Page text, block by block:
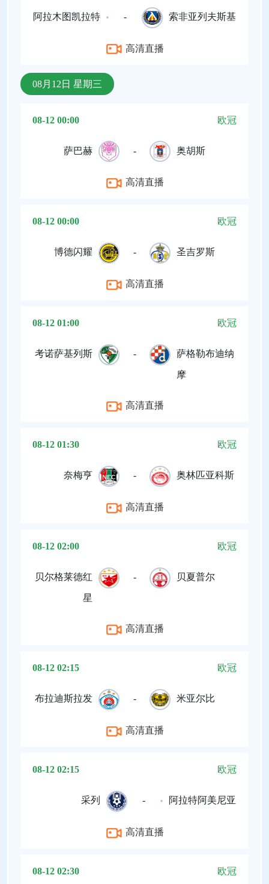
阿拉木图凯拉特 - 索非亚列夫斯基
高清直播
08月12日 星期三
08-12 00:00 欧冠
萨巴赫 - 奥胡斯
高清直播
08-12 00:00 欧冠
博德闪耀 - 圣吉罗斯
高清直播
08-12 01:00 欧冠
考诺萨基列斯 - 萨格勒布迪纳
摩
高清直播
08-12 01:30 欧冠
奈梅亨 - 奥林匹亚科斯
高清直播
08-12 02:00 欧冠
贝尔格莱德红
星
- 贝夏普尔
高清直播
08-12 02:15 欧冠
布拉迪斯拉发 - 米亚尔比
高清直播
08-12 02:15 欧冠
采列 - 阿拉特阿美尼亚
高清直播
08-12 02:30 欧冠